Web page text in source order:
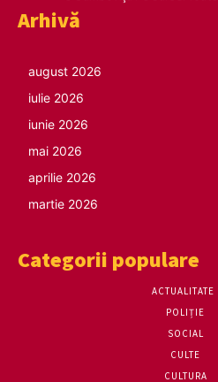
Arhivă
august 2026
iulie 2026
iunie 2026
mai 2026
aprilie 2026
martie 2026
Categorii populare
ACTUALITATE
POLIȚIE
SOCIAL
CULTE
CULTURA